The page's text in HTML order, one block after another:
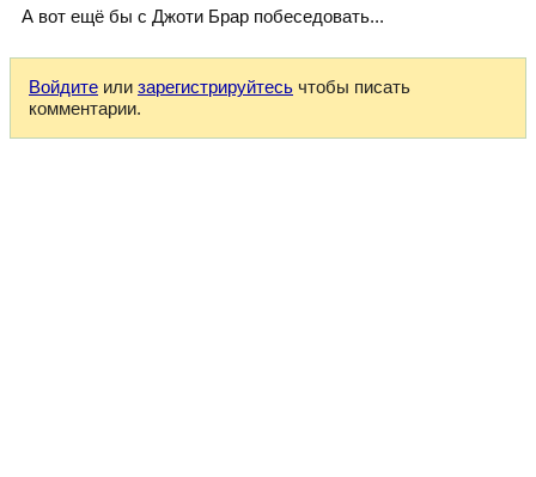
А вот ещё бы с Джоти Брар побеседовать...
Войдите или зарегистрируйтесь чтобы писать
комментарии.